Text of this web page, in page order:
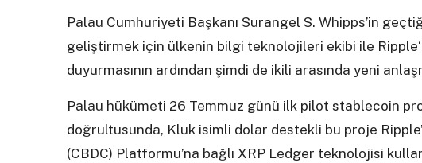
Palau Cumhuriyeti Başkanı Surangel S. Whipps’in
geliştirmek için ülkenin bilgi teknolojileri ekibi ile
duyurmasının ardından şimdi de ikili arasında yeni
Palau hükümeti 26 Temmuz günü ilk pilot stablecoin
doğrultusunda, Kluk isimli dolar destekli bu proje
(CBDC) Platformu’na bağlı XRP Ledger teknolojisi